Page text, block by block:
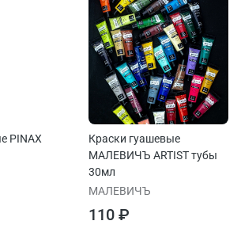
PINAX
Краски гуашевые
МАЛЕВИЧЪ ARTIST тубы
30мл
МАЛЕВИЧЪ
110 ₽